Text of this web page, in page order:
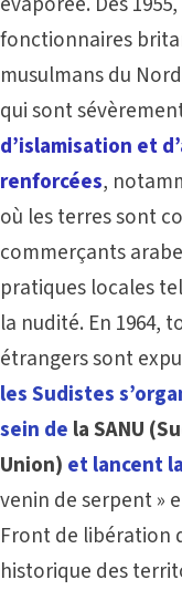
fonctionnaires
musulmans du
qui sont
d’islamisation et
renforcées,
où les terres sont
commerçants
pratiques locales
la nudité. En 1964,
étrangers sont
les Sudistes
sein de la SANU
Union) et lancent
venin de serpent »
Front de libération
historique des